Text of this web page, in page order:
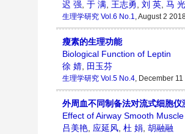
迟 强, 于 满, 王志勇, 刘 英, 马 光
生理学研究 Vol.6 No.1, August 2
瘦素的生理功能
Biological Function of Leptin
徐 婧, 田玉芬
生理学研究 Vol.5 No.4, December
外周血不同制备法对流式细胞
Effect of Airway Smooth
吕美艳, 应延风, 杜 娟, 胡融融